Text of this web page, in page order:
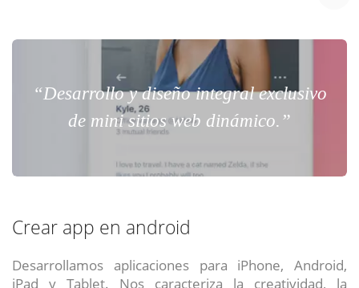
“Desarrollo y diseño integral exclusivo
de mini sitios web dinámico.”
Crear app en android
Desarrollamos aplicaciones para iPhone, Android,
iPad y Tablet. Nos caracteriza la creatividad, la